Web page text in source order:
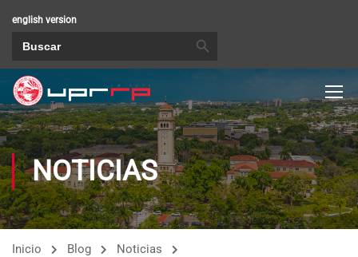
english version
NOTICIAS
Inicio Blog
Noticias